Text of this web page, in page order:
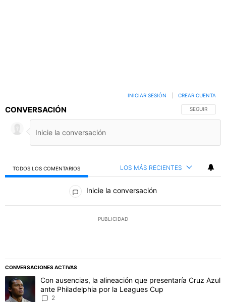
CONVERSACIÓN SIGA ESTA
SEGUIR
INICIAR SESIÓN CREAR CUENTA
TODOS LOS COMENTARIOS LOS MÁS RECIENTES
Todos los comentarios
Inicie la conversación
PUBLICIDAD
CONVERSACIONES ACTIVAS
Este listado muestra los artículos con más comentarios en los
Un artículo de tendencia con el título "Con ausencias, la
Con ausencias, la alineación que presentaría Cruz Azul
ante Philadelphia por la Leagues Cup
2